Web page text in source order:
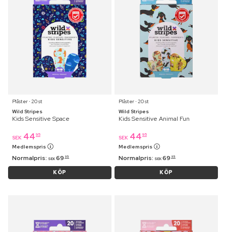
Plåster ⋅ 20 st
Wild Stripes
Kids Sensitive Space
SEK 44 95
Medlemspris
Normalpris: SEK 69 95
KÖP
Plåster ⋅ 20 st
Wild Stripes
Kids Sensitive Animal Fun
SEK 44 95
Medlemspris
Normalpris: SEK 69 95
KÖP